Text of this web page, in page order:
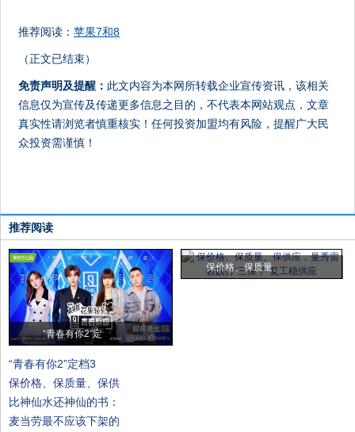
推荐阅读：苹果7和8
（正文已结束）
免责声明及提醒： 此文内容为本网所转载企业宣传资讯，该相关
信息仅为宣传及传递更多信息之目的，不代表本网站观点，文章
真实性请浏览者慎重核实！任何投资加盟均有风险，提醒广大民
众投资需谨慎！
推荐阅读
“青春有你2”定
保价格、保质量、
“青春有你2”定档3
保价格、保质量、保供
比神仙水还神仙的书：
麦当劳最不应该下架的